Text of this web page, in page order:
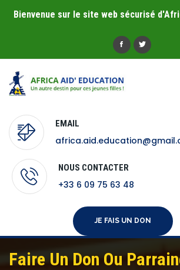
Bienvenue sur le site web sécurisé
EMAIL
NOUS CONTACTER
+33 6 09 75 63 48
JE FAIS UN DON
Faire Un Don Ou